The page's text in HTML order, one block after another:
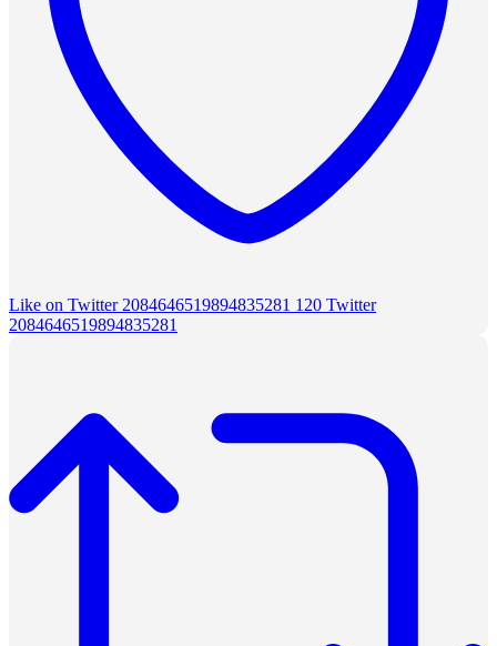
Like on Twitter 2084646519894835281 120 Twitter
2084646519894835281